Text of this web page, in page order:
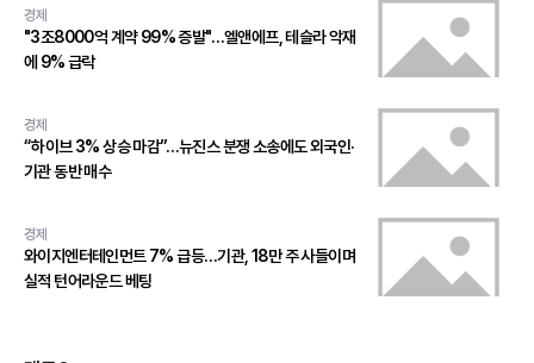
경제
"3조8000억 계약 99% 증발"…엘앤에프, 테슬라 악재
에 9% 급락
경제
“하이브 3% 상승 마감”…뉴진스 분쟁 소송에도 외국인·
기관 동반 매수
경제
와이지엔터테인먼트 7% 급등…기관, 18만 주 사들이며
실적 턴어라운드 베팅